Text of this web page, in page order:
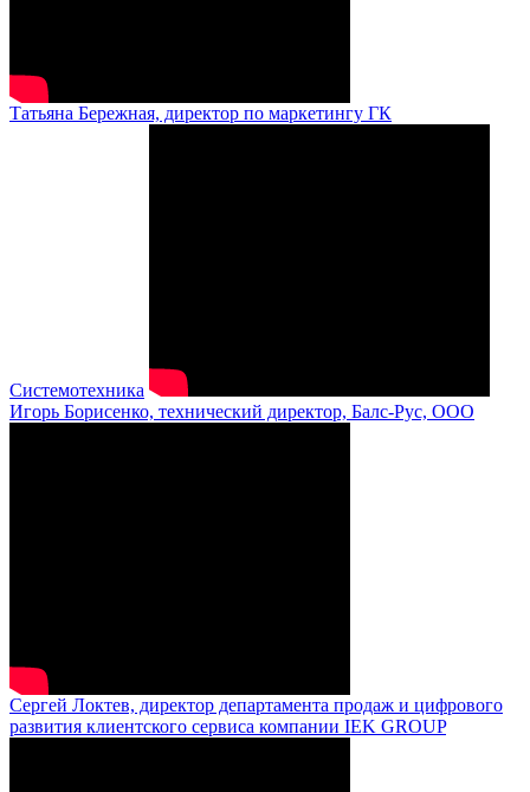
Татьяна Бережная, директор по маркетингу ГК
Системотехника
Игорь Борисенко, технический директор, Балс-Рус, ООО
Сергей Локтев, директор департамента продаж и цифрового
развития клиентского сервиса компании IEK GROUP